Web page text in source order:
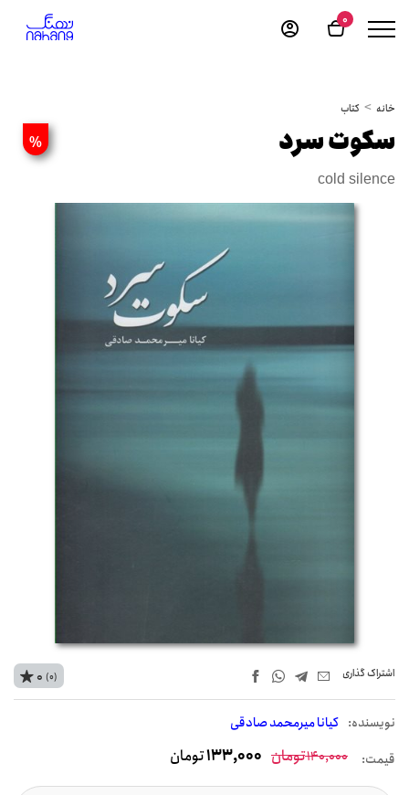
0
خانه کتاب
% سکوت سرد
cold silence
اشتراک‌ گذاری
نويسنده: کیانا میرمحمد صادقی
0 (0)
قیمت: 140,000تومان 133,000تومان